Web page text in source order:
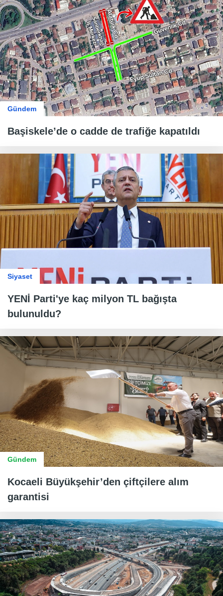
Gündem
Başiskele’de o cadde de trafiğe kapatıldı
Siyaset
YENİ Parti'ye kaç milyon TL bağışta
bulunuldu?
Gündem
Kocaeli Büyükşehir’den çiftçilere alım
garantisi